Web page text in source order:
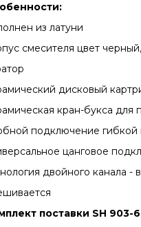
из латуни
смесителя цвет
дисковый
кран-букса для
подключение гибкой
цанговое
двойного канала
поставки SH 903-6